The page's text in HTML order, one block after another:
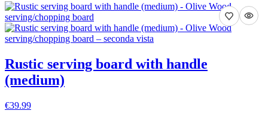
Rustic serving board with handle
(medium)
€39.99